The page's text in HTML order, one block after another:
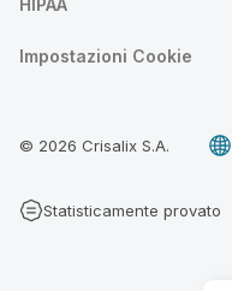
HIPAA
Impostazioni Cookie
© 2026 Crisalix S.A.
Statisticamente provato